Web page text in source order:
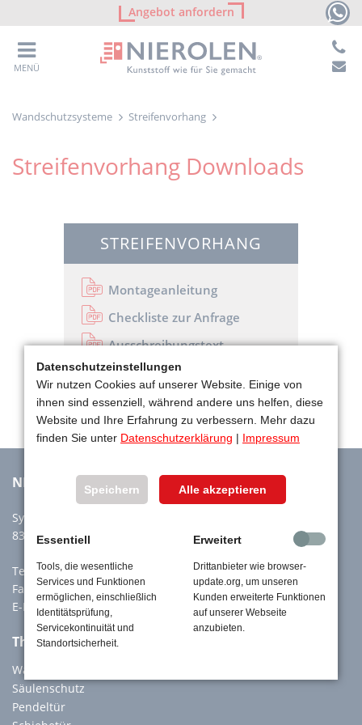
Angebot anfordern
MENÜ
Wandschutzsysteme Streifenvorhang
Streifenvorhang Downloads
STREIFENVORHANG
Montageanleitung
Checkliste zur Anfrage
Ausschreibungstext
NIEROLEN GmbH
Sylvensteinstr. 60a
83661 Lenggries
Tel:
+49 8042 914880
Fax: +49 8042 914888
E-Mail:info@nierolen.de
Themen Specials
Wandschutz
Säulenschutz
Pendeltür
Datenschutzeinstellungen
Wir nutzen Cookies auf unserer Website. Einige von
ihnen sind essenziell, während andere uns helfen, diese
Website und Ihre Erfahrung zu verbessern. Mehr dazu
finden Sie unter Datenschutzerklärung | Impressum
Speichern Alle akzeptieren
Essentiell
Tools, die wesentliche
Services und Funktionen
ermöglichen, einschließlich
Identitätsprüfung,
Servicekontinuität und
Standortsicherheit.
Erweitert
Drittanbieter wie browser-
update.org, um unseren
Kunden erweiterte Funktionen
auf unserer Webseite
anzubieten.